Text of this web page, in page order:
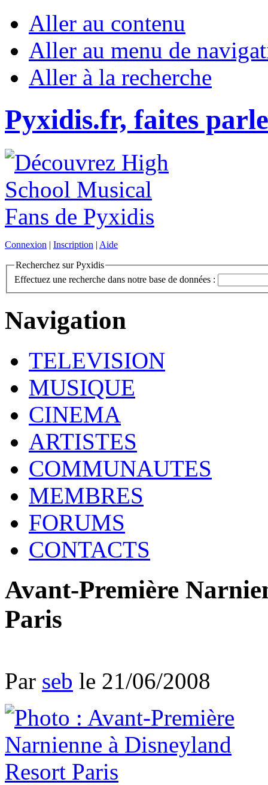
Aller au contenu
Aller au menu de
Aller à la recherche
Pyxidis.fr, faites
Connexion | Inscription | Aide
Recherchez sur Pyxidis
Effectuez une recherche dans notre base de données :
Navigation
TELEVISION
MUSIQUE
CINEMA
ARTISTES
COMMUNAUTES
MEMBRES
FORUMS
CONTACTS
Avant-Première
Paris
Par seb le 21/06/2008